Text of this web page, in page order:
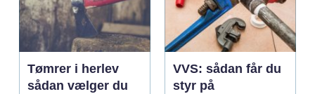
Tømrer i herlev
sådan vælger du
VVS: sådan får du
styr på